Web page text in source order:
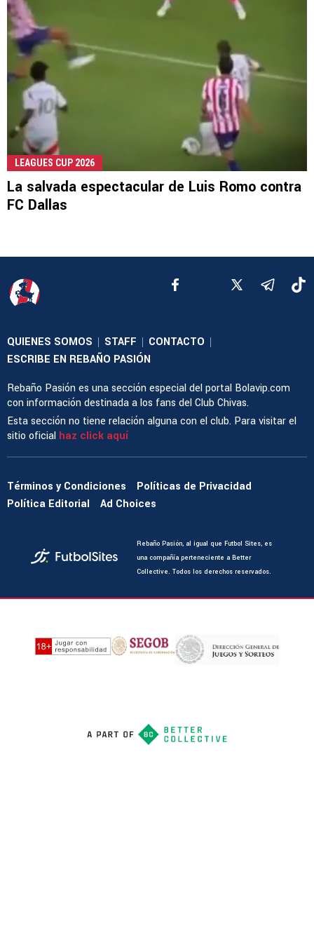
LEAGUES CUP 2026
La salvada espectacular de Luis Romo contra
FC Dallas
QUIENES SOMOS | STAFF | CONTACTO |
ESCRIBE EN REBAÑO PASIÓN
Rebaño Pasión es una sección especial del portal Bolavip.com
con información destinada a los fans del Club Chivas.
Esta sección no tiene relación alguna con el club. Para visitar el
sitio oficial haz click aquí
Términos y Condiciones
Políticas de Privacidad
Política Editorial
Ad Choices
Rebaño Pasión, al igual que Futbol Sites, es
una compañía perteneciente a Better
Collective. Todos los derechos reservados.